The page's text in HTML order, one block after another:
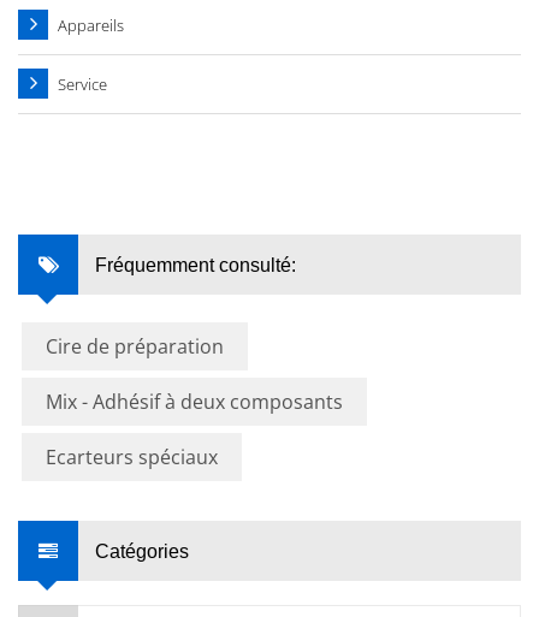
Appareils
Service
Fréquemment consulté:
Cire de préparation
Mix - Adhésif à deux composants
Ecarteurs spéciaux
Catégories